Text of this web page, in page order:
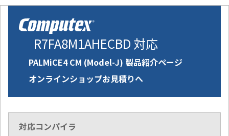
R7FA8M1AHECBD 対応
PALMiCE4 CM (Model-J) 製品紹介ページ
オンラインショップお見積りへ
対応コンパイラ